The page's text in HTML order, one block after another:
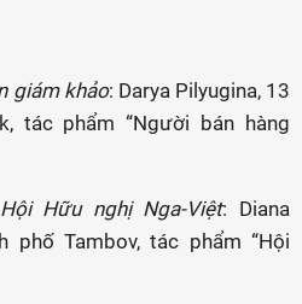
giám khảo: Darya Pilyugina, 13
tác phẩm “Người bán hàng
Hữu nghị Nga-Việt: Diana
phố Tambov, tác phẩm “Hội